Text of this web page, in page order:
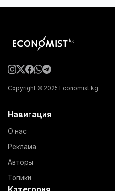
Copyright © 2025 Economist.kg
Навигация
О нас
Реклама
Авторы
Топики